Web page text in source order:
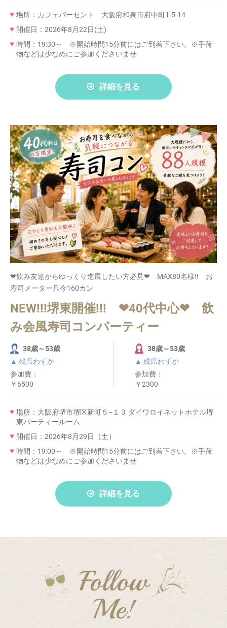
場所：カフェパーセント 大阪府和泉市府中町1-5-14
開催日：2026年8月22日(土)
時間：19:30～ ※開始時間15分前にはご到着下さい。※手荷
物などは少なめにご参加くださいませ
詳細を見る
❤飲み友達からゆっくり進展したい方必見❤ MAX80名様!! お
寿司メーター只今160カン
NEW!!!堺東開催!!! ❤40代中心❤ 飲
み会風寿司コンパーティー
38歳～53歳
▲ 残席わずか
参加費：
￥6500
38歳～53歳
▲ 残席わずか
参加費：
￥2300
場所：大阪府堺市堺区新町５−１３ ダイワロイネットホテル堺
東パーティールーム
開催日：2026年8月29日（土）
時間：19:00～ ※開始時間15分前にはご到着下さい。※手荷
物などは少なめにご参加くださいませ
詳細を見る
Follow
Me!